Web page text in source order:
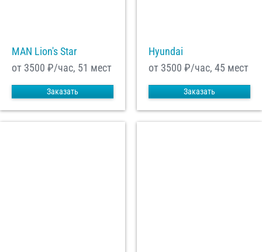
MAN Lion's Star
от 3500 ₽/час, 51 мест
Заказать
Hyundai
от 3500 ₽/час, 45 мест
Заказать